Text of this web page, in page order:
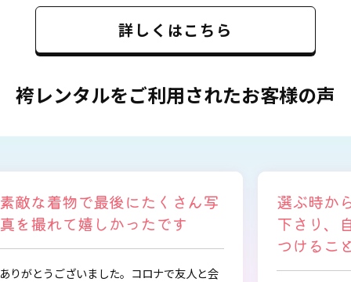
詳しくはこちら
袴レンタルをご利用されたお客様の声
選ぶ時から色々と親身になって
下さり、自分に似合うものを見
つけることができました